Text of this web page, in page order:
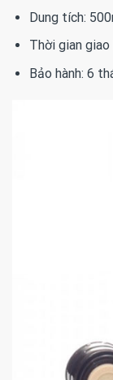
Dung tích:
Thời gian giao
Bảo hành: 6